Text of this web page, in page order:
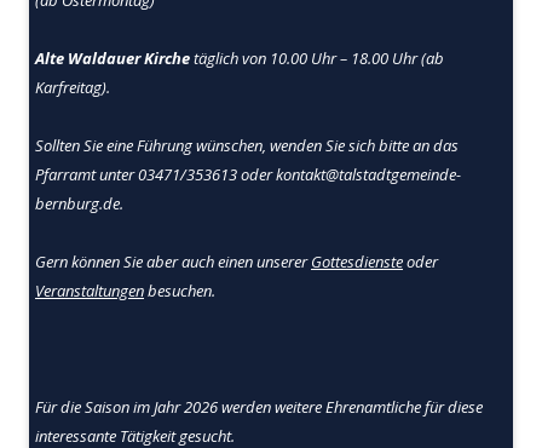
Alte Waldauer Kirchetäglich von 10.00 Uhr – 18.00 Uhr (ab
Karfreitag).
Sollten Sie eine Führung wünschen, wenden Sie sich bitte an das
Pfarramt unter 03471/353613 oder kontakt@talstadtgemeinde-
bernburg.de.
Gern können Sie aber auch einen unsererGottesdiensteoder
Veranstaltungenbesuchen.
Für die Saison im Jahr 2026 werden weitere Ehrenamtliche für diese
interessante Tätigkeit gesucht.